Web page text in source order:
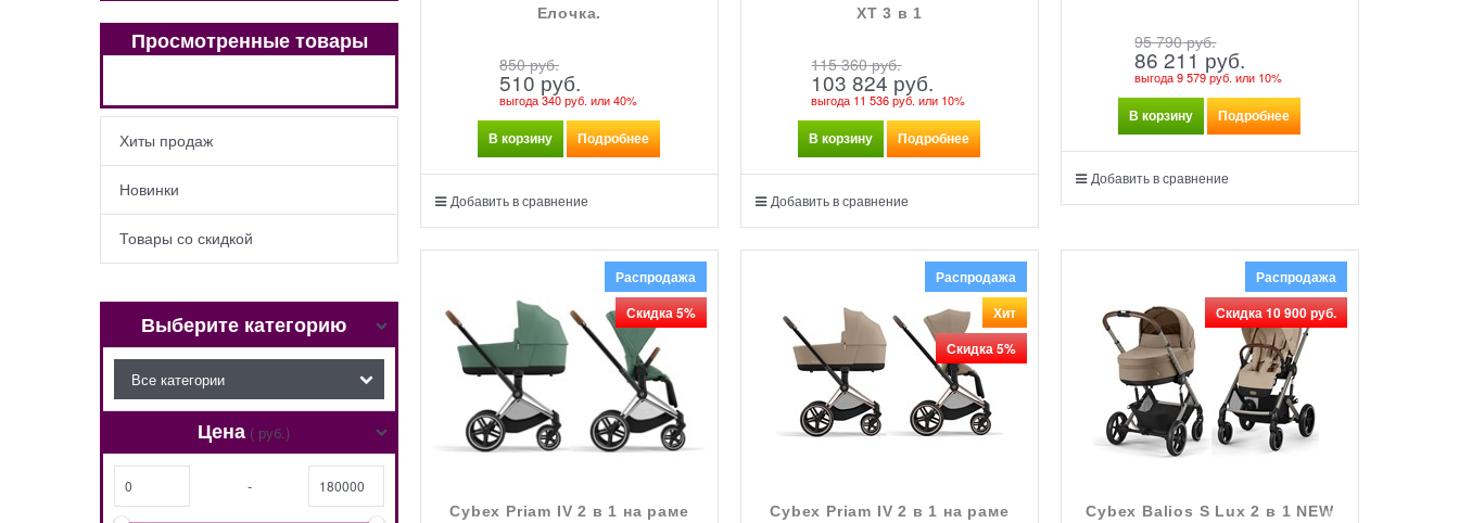
Просмотренные товары
Хиты продаж
Новинки
Товары со скидкой
Выберите категорию
Цена ( руб.)
-
Елочка.
850 руб.
510 руб.
выгода340 руб. или40%
В корзину Подробнее
Добавить в сравнение
XT 3 в 1
115 360 руб.
103 824 руб.
выгода 11 536 руб. или 10%
В корзину Подробнее
Добавить в сравнение
95 790 руб.
86 211 руб.
выгода9 579 руб. или 10%
В корзину Подробнее
Добавить в сравнение
Cybex Priam IV 2 в 1 на раме
Распродажа
Скидка 5%
Cybex Priam IV 2 в 1 на раме
Распродажа
Хит
Скидка 5%
Cybex Balios S Lux 2 в 1 NEW
Распродажа
Скидка 10 900 руб.